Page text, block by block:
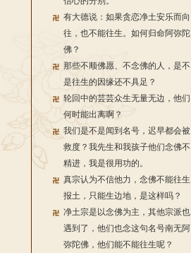
有大德说：如果贪恋净土安乐而向
往，也不能往生。如何归命阿弥陀
佛？
那些不顺佛愿、不念佛的人，是不
是往生的因缘还不具足？
轮回中的芸芸众生无量无边，他们
何时能出离啊？
我们是不是闻到名号，迟早都会被
救度？我先生和我孩子他们念佛不
精进，我是很用功的。
真宗认为不信他力，念佛不能往生
报土，只能生边地，是这样吗？
净土宗是以念佛为主，其他宗派也
遇到了，他们也念这句名号南无阿
弥陀佛，他们能不能往生呢？